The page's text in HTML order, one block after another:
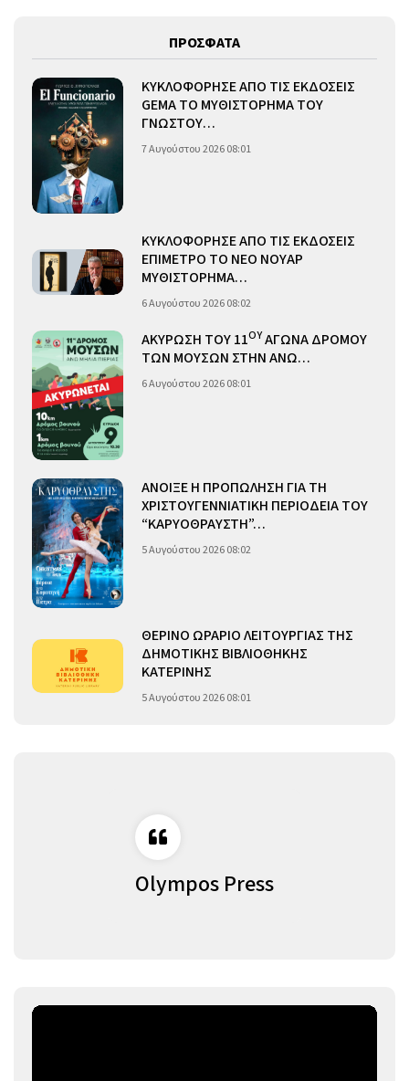
ΠΡΟΣΦΑΤΑ
ΚΥΚΛΟΦΟΡΗΣΕ ΑΠΟ ΤΙΣ ΕΚΔΟΣΕΙΣ
GEMA ΤΟ ΜΥΘΙΣΤΟΡΗΜΑ ΤΟΥ
ΓΝΩΣΤΟΥ…
7 Αυγούστου 2026 08:01
ΚΥΚΛΟΦΟΡΗΣΕ ΑΠΟ ΤΙΣ ΕΚΔΟΣΕΙΣ
ΕΠΙΜΕΤΡΟ ΤΟ ΝΕΟ ΝΟΥΑΡ
ΜΥΘΙΣΤΟΡΗΜΑ…
6 Αυγούστου 2026 08:02
ΑΚΥΡΩΣΗ ΤΟΥ 11ΟΥΑΓΩΝΑ ΔΡΟΜΟΥ
ΤΩΝ ΜΟΥΣΩΝ ΣΤΗΝ ΑΝΩ…
6 Αυγούστου 2026 08:01
ΑΝΟΙΞΕ Η ΠΡΟΠΩΛΗΣΗ ΓΙΑ ΤΗ
ΧΡΙΣΤΟΥΓΕΝΝΙΑΤΙΚΗ ΠΕΡΙΟΔΕΙΑ ΤΟΥ
“ΚΑΡΥΟΘΡΑΥΣΤΗ”…
5 Αυγούστου 2026 08:02
ΘΕΡΙΝΟ ΩΡΑΡΙΟ ΛΕΙΤΟΥΡΓΙΑΣ ΤΗΣ
ΔΗΜΟΤΙΚΗΣ ΒΙΒΛΙΟΘΗΚΗΣ
ΚΑΤΕΡΙΝΗΣ
5 Αυγούστου 2026 08:01
Olympos Press